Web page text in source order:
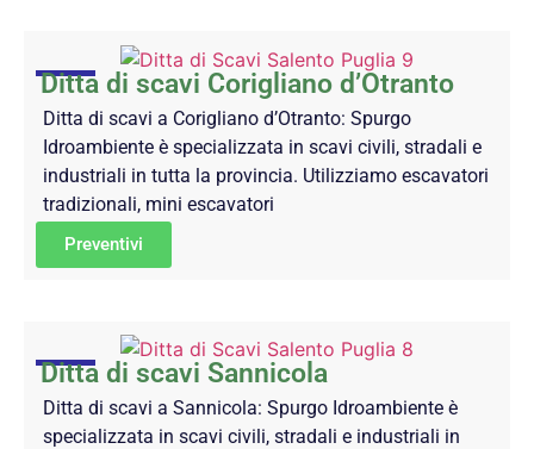
Ditta di scavi Corigliano d’Otranto
Ditta di scavi a Corigliano d’Otranto: Spurgo
Idroambiente è specializzata in scavi civili, stradali e
industriali in tutta la provincia. Utilizziamo escavatori
tradizionali, mini escavatori
Preventivi
Ditta di scavi Sannicola
Ditta di scavi a Sannicola: Spurgo Idroambiente è
specializzata in scavi civili, stradali e industriali in